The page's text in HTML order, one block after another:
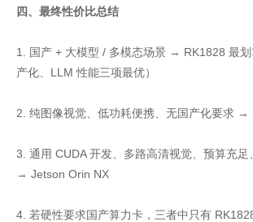
四、最终性价比总结
1. 国产 + 大模型 / 多模态场景 → RK1828 最划
产化、LLM 性能三项最优）
2. 纯图像视觉、低功耗便携、无国产化要求 →
3. 通用 CUDA 开发、多路高清视觉、预算充
→ Jetson Orin NX
4. 若硬性要求国产算力卡，三者中只有